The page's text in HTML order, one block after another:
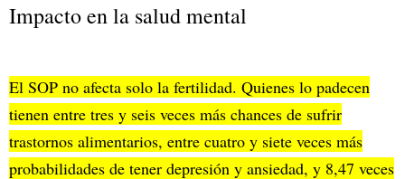
Impacto en la salud mental
El SOP no afecta solo la fertilidad. Quienes lo padecen
tienen entre tres y seis veces más chances de sufrir
trastornos alimentarios, entre cuatro y siete veces más
probabilidades de tener depresión y ansiedad, y 8,47 veces